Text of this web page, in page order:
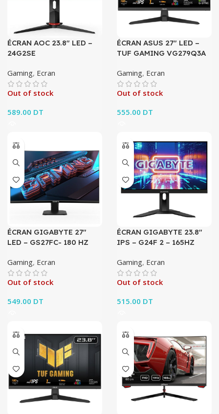
ÉCRAN AOC 23.8″ LED –
24G2SE
Gaming, Ecran
Out of stock
589.00 DT
ÉCRAN ASUS 27″ LED –
TUF GAMING VG279Q3A
Gaming, Ecran
Out of stock
555.00 DT
ÉCRAN GIGABYTE 27″
LED – GS27FC- 180 HZ
Gaming, Ecran
Out of stock
549.00 DT
ÉCRAN GIGABYTE 23.8″
IPS – G24F 2 – 165HZ
Gaming, Ecran
Out of stock
515.00 DT